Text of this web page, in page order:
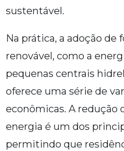
sustentável.
Na prática, a adoção de
renovável, como a
pequenas centrais
oferece uma série de
econômicas. A redução
energia é um dos
permitindo que